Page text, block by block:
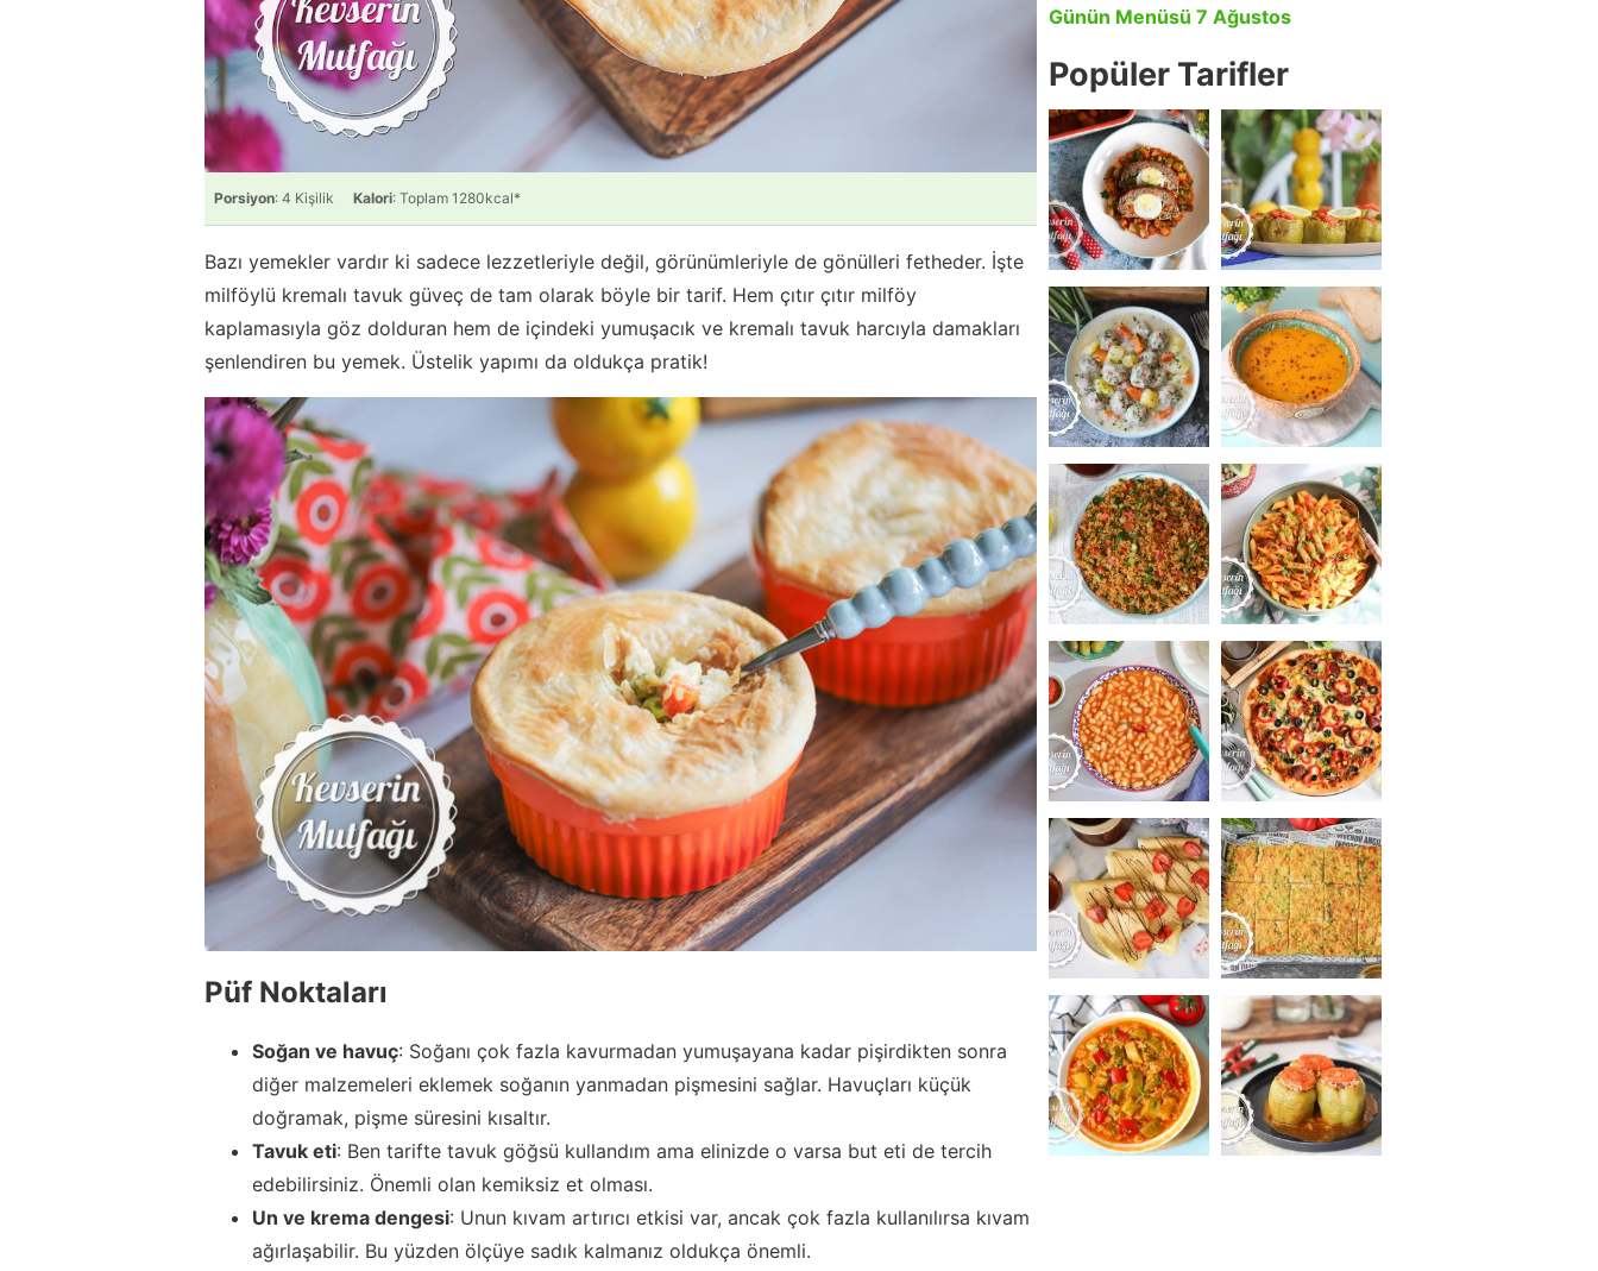
Porsiyon: 4 Kişilik Kalori: Toplam 1280kcal*
Bazı yemekler vardır ki sadece lezzetleriyle değil, görünümleriyle de gönülleri fetheder. İşte
milföylü kremalı tavuk güveç de tam olarak böyle bir tarif. Hem çıtır çıtır milföy
kaplamasıyla göz dolduran hem de içindeki yumuşacık ve kremalı tavuk harcıyla damakları
şenlendiren bu yemek. Üstelik yapımı da oldukça pratik!
Püf Noktaları
Soğan ve havuç: Soğanı çok fazla kavurmadan yumuşayana kadar pişirdikten sonra
diğer malzemeleri eklemek soğanın yanmadan pişmesini sağlar. Havuçları küçük
doğramak, pişme süresini kısaltır.
Tavuk eti: Ben tarifte tavuk göğsü kullandım ama elinizde o varsa but eti de tercih
edebilirsiniz. Önemli olan kemiksiz et olması.
Un ve krema dengesi: Unun kıvam artırıcı etkisi var, ancak çok fazla kullanılırsa kıvam
ağırlaşabilir. Bu yüzden ölçüye sadık kalmanız oldukça önemli.
Günün Menüsü 7 Ağustos
Popüler Tarifler